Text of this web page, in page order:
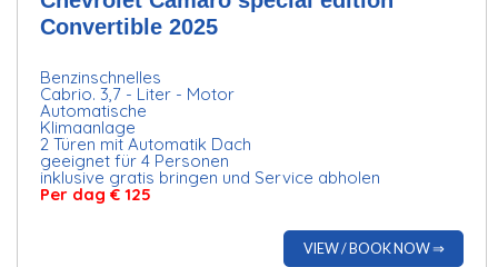
Convertible 2025
Benzinschnelles
Cabrio. 3,7 - Liter - Motor
Automatische
Klimaanlage
2 Türen mit Automatik Dach
geeignet für 4 Personen
inklusive gratis bringen und Service abholen
Per dag € 125
VIEW / BOOK NOW ⇒